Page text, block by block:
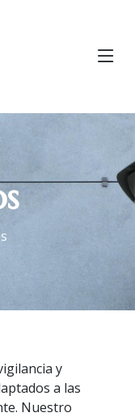
y
a las
Nuestro